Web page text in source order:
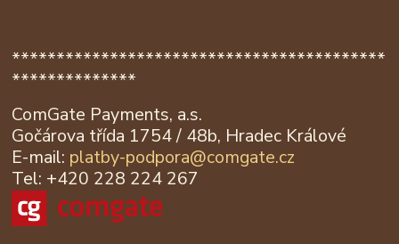
******************************************
**************
ComGate Payments, a.s.
Gočárova třída 1754 / 48b, Hradec Králové
E-mail: platby-podpora@comgate.cz
Tel: +420 228 224 267